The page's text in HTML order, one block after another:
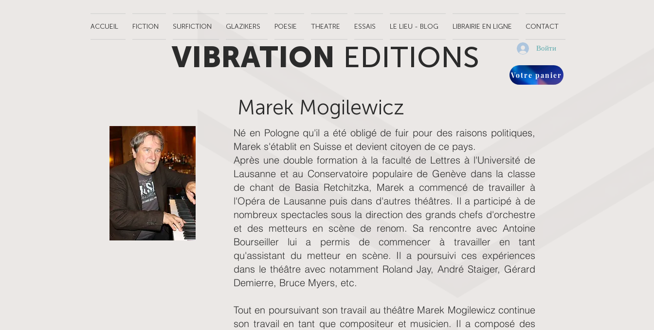
ACCUEIL FICTION SURFICTION GLAZIKERS POESIE THEATRE ESSAIS LE LIEU - BLOG LIBRAIRIE EN LIGNE CONTACT
VIBRATION EDITIONS Войти
Votre panier
Marek Mogilewicz
Né en Pologne qu'il a été obligé de fuir pour des raisons politiques,
Marek s'établit en Suisse et devient citoyen de ce pays.
Après une double formation à la faculté de Lettres à l'Université de
Lausanne et au Conservatoire populaire de Genève dans la classe
de chant de Basia Retchitzka, Marek a commencé de travailler à
l'Opéra de Lausanne puis dans d'autres théâtres. Il a participé à de
nombreux spectacles sous la direction des grands chefs d'orchestre
et des metteurs en scène de renom. Sa rencontre avec Antoine
Bourseiller lui a permis de commencer à travailler en tant
qu'assistant du metteur en scène. Il a poursuivi ces expériences
dans le théâtre avec notamment Roland Jay, André Staiger, Gérard
Demierre, Bruce Myers, etc.
Tout en poursuivant son travail au théâtre Marek Mogilewicz continue
son travail en tant que compositeur et musicien. Il a composé des